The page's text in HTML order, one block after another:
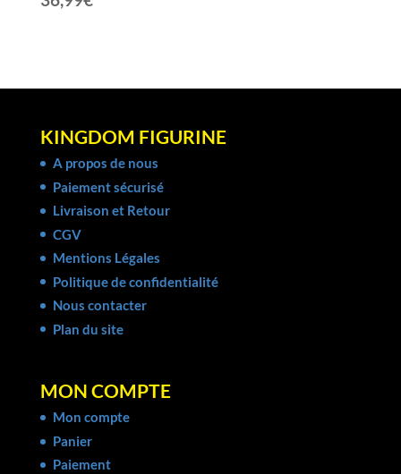
KINGDOM FIGURINE
A propos de nous
Paiement sécurisé
Livraison et Retour
CGV
Mentions Légales
Politique de confidentialité
Nous contacter
Plan du site
MON COMPTE
Mon compte
Panier
Paiement